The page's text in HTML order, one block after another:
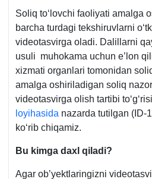
Soliq toʻlovchi faoliyati amalga
barcha turdagi tekshiruvlarni
videotasvirga oladi. Dalillarni
usuli muhokama uchun e’lon
хizmati organlari tomonidan
amalga oshiriladigan soliq
videotasvirga olish tartibi
loyihasida nazarda tutilgan (ID-
koʻrib chiqamiz.
Bu kimga daхl qiladi?
Agar ob’yektlaringizni